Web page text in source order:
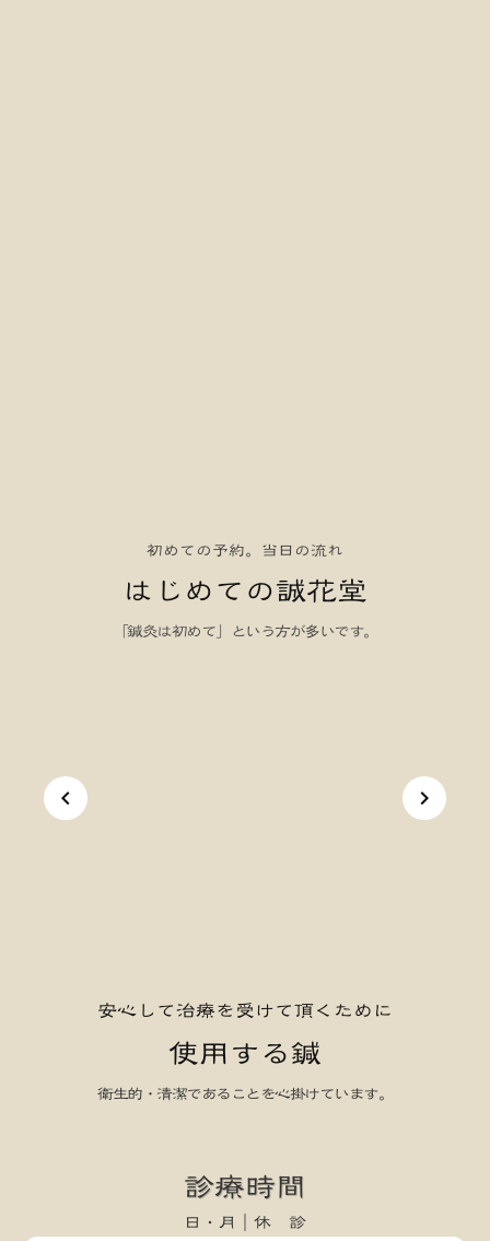
初めての予約。当日の流れ
はじめての誠花堂
「鍼灸は初めて」という方が多いです。
keyboard_arrow_right
keyboard_arrow_left
安心して治療を受けて頂くために
使用する鍼
衛生的・清潔であることを心掛けています。
診療時間
日・月｜休 診